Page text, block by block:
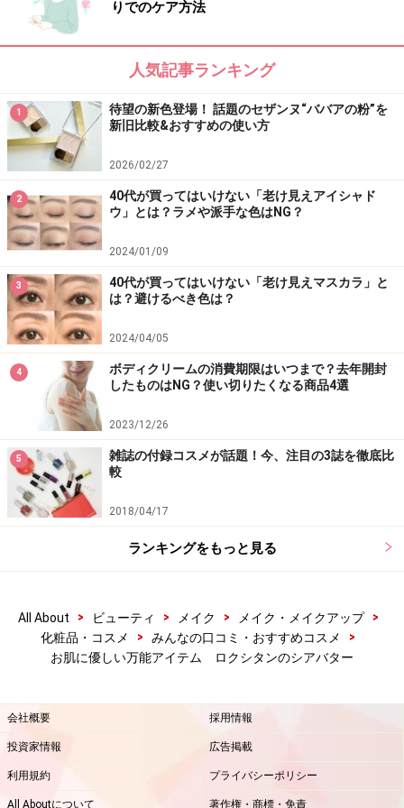
りでのケア方法
人気記事ランキング
1
待望の新色登場！ 話題のセザンヌ“ババアの粉”を
新旧比較&おすすめの使い方
2026/02/27
2
40代が買ってはいけない「老け見えアイシャド
ウ」とは？ラメや派手な色はNG？
2024/01/09
3
40代が買ってはいけない「老け見えマスカラ」と
は？避けるべき色は？
2024/04/05
4
ボディクリームの消費期限はいつまで？去年開封
したものはNG？使い切りたくなる商品4選
2023/12/26
5
雑誌の付録コスメが話題！今、注目の3誌を徹底比
較
2018/04/17
ランキングをもっと見る
All About > ビューティ > メイク > メイク・メイクアップ
>
化粧品・コスメ
> みんなの口コミ・おすすめコスメ
>
お肌に優しい万能アイテム ロクシタンのシアバター
会社概要 採用情報
投資家情報 広告掲載
利用規約 プライバシーポリシー
All Aboutについて 著作権・商標・免責